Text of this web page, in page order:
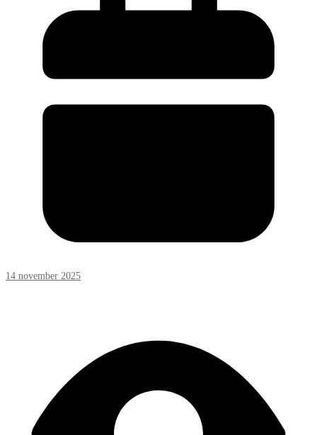
14 november 2025